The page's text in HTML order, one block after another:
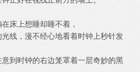
上想睡却睡不着，
，漫不经心地看着时钟上秒针发
时钟的右边笼罩着一层奇妙的黑